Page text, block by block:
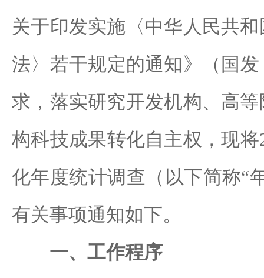
关于印发实施〈中华人民共
法〉若干规定的通知》（国发
求，落实研究开发机构、高
构科技成果转化自主权，现
化年度统计调查（以下简称“
有关事项通知如下。
一、工作程序